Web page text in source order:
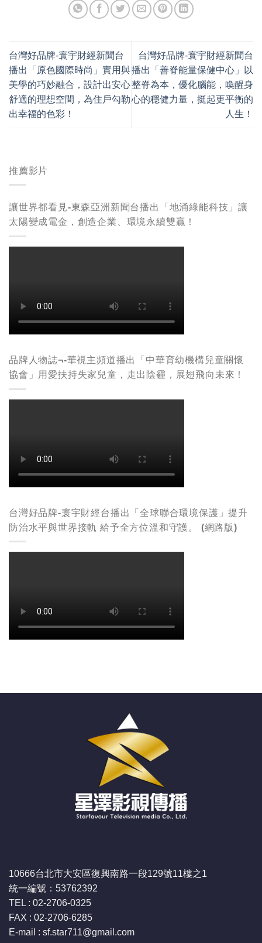
推薦影片
讓世界都看見-東森亞洲新聞台播出「地涌綠能科技」讓
太陽變成電金，創造企業、環境永續雙贏！
品牌人物誌¬-華視主頻道播出「中華育幼機構兒童關懷
協會」用愛扶持失家兒童，走出陰霾，展翅飛向未來！
台灣好品牌-寰宇財經台播出「全球聯合環境保護」提升
防治水平與世界接軌 給予全方位溫和守護。 (網路版)
台灣好品牌-寰宇財經新聞台
播出「原色國際時尚」實用與
美學的巧妙融合，設計出安心
舒適的理想空間，為住戶勾勒
出幸福的色彩！
台灣好品牌-寰宇財經新聞台
播出「善脊能量保健中心」以
整脊為本，優化腦能，喚醒身
心的穩健力量，挺起更平衡的
人生！
10666台北市大安區復興南路一段129號11樓之1
統一編號：53762392
TEL : 02-2706-0325
FAX : 02-2706-6285
E-mail : sf.star711@gmail.com